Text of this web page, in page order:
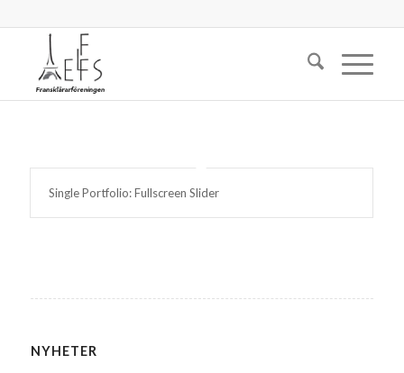
Single Portfolio: Fullscreen Slider
NYHETER